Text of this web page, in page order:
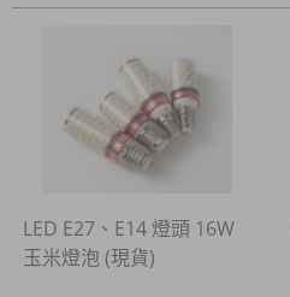
LED E27、E14 燈頭 16W
玉米燈泡 (現貨)